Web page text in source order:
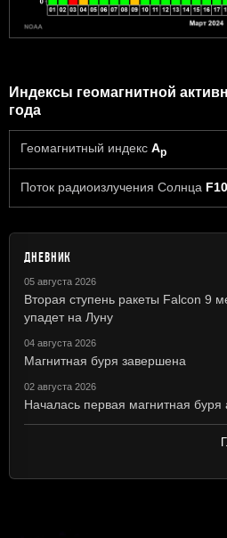
Индексы геомагнитной
года
Геомагнитный индекс Ap
Поток радиоизлучения Солнца
ДНЕВНИК
05 августа 2026
Вторая ступень ракеты Falcon 9
упадет на Луну
04 августа 2026
Магнитная буря завершена
02 августа 2026
Началась первая магнитная буря